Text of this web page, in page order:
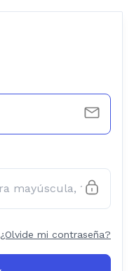
¿Olvide mi contraseña?